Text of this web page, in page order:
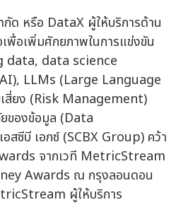
กัด หรือ DataX ผู้ให้บริการด้าน
เพื่อเพิ่มศักยภาพในการแข่งขัน
data, data science
LLMs (Large Language
สี่ยง (Risk Management)
ของข้อมูล (Data
สซีบี เอกซ์ (SCBX Group) คว้า
จากเวที MetricStream
Awards ณ กรุงลอนดอน
ผู้ให้บริการ